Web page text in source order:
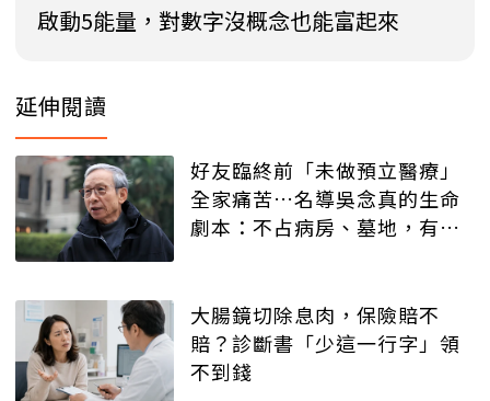
啟動5能量，對數字沒概念也能富起來
延伸閱讀
好友臨終前「未做預立醫療」
全家痛苦…名導吳念真的生命
劇本：不占病房、墓地，有人
大腸鏡切除息肉，保險賠不
賠？診斷書「少這一行字」領
不到錢